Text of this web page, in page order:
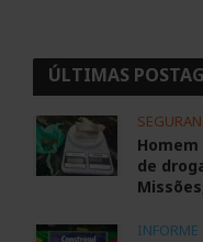
ÚLTIMAS
de
INFORME